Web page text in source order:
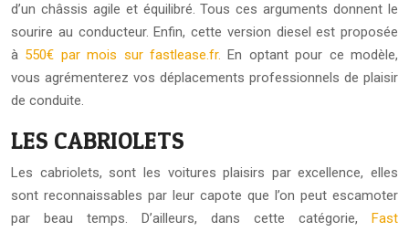
d’un châssis agile et équilibré. Tous ces arguments donnent le
sourire au conducteur. Enfin, cette version diesel est proposée
à 550€ par mois sur fastlease.fr. En optant pour ce modèle,
vous agrémenterez vos déplacements professionnels de plaisir
de conduite.
LES CABRIOLETS
Les cabriolets, sont les voitures plaisirs par excellence, elles
sont reconnaissables par leur capote que l’on peut escamoter
par beau temps. D’ailleurs, dans cette catégorie,
Fast